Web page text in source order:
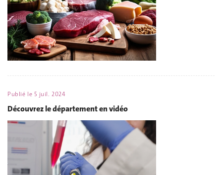
Publié le 5 juil. 2024
Découvrez le département en vidéo